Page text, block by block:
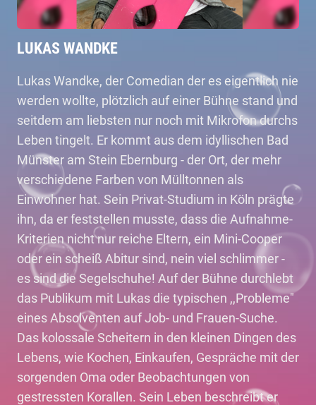
LUKAS WANDKE
Lukas Wandke, der Comedian der es eigentlich nie
werden wollte, plötzlich auf einer Bühne stand und
seitdem am liebsten nur noch mit Mikrofon durchs
Leben tingelt. Er kommt aus dem idyllischen Bad
Münster am Stein Ebernburg - der Ort, der mehr
verschiedene Farben von Mülltonnen als
Einwohner hat. Sein Privat-Studium in Köln prägte
ihn, da er feststellen musste, dass die Aufnahme-
Kriterien nicht nur reiche Eltern, ein Mini-Cooper
oder ein scheiß Abitur sind, nein viel schlimmer -
es sind die Segelschuhe! Auf der Bühne durchlebt
das Publikum mit Lukas die typischen ,,Probleme"
eines Absolventen auf Job- und Frauen-Suche.
Das kolossale Scheitern in den kleinen Dingen des
Lebens, wie Kochen, Einkaufen, Gespräche mit der
sorgenden Oma oder Beobachtungen von
gestressten Korallen. Sein Leben beschreibt er